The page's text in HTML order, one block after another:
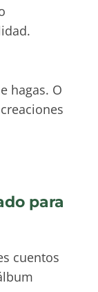
hagas. O
para
cuentos